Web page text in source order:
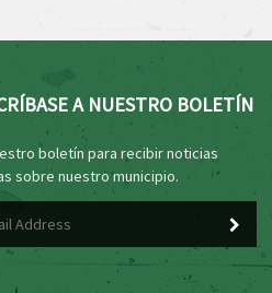
A NUESTRO BOLETÍN
boletín para recibir noticias
sobre nuestro municipio.